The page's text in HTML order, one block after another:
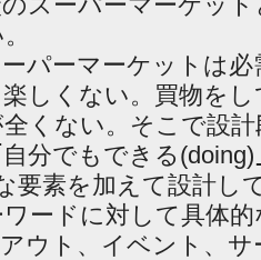
パーマーケットは必
しくない。買物を
くない。そこで設
分でもできる
要素を加えて設計し
ードに対して具体的
ウト、イベント、